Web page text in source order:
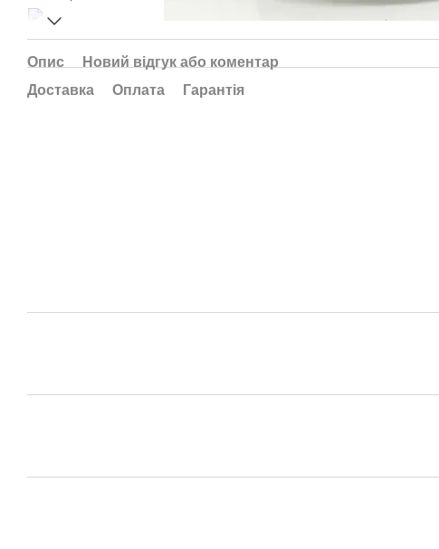
Опис
Новий відгук або коментар
Доставка
Оплата Гарантія